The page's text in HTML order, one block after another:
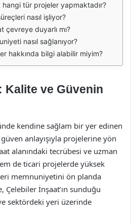
hangi tür projeler yapmaktadır?
nasıl işliyor?
çevreye duyarlı mı?
nasıl sağlanıyor?
hakkında bilgi alabilir miyim?
Kalite ve Güvenin
kendine sağlam bir yer edinen
anlayışıyla projelerine yön
alanındaki tecrübesi ve uzman
de ticari projelerde yüksek
memnuniyetini ön planda
Çelebiler İnşaat’ın sunduğu
sektördeki yeri üzerinde